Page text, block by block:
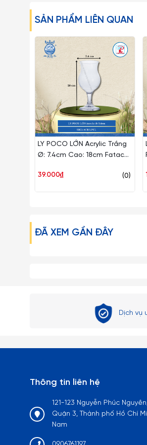
Libbey còn được biết đến về
sạn, nhà hàng, quán cafe.
- Gốm Sứ Thu Ba tự hào là nhà
- Ly thủy tinh Libbey là sản
- Ly được sử dụng phổ biến cho
các đồ uống thông thường như
Một số lưu ý khi sử dụng:
– Hạn chế việc để Ly Dĩa Thủy
– Với tất cả mọi loại đồ thủy
nhỏ li ti bằng thép không gỉ để
để ngoài tầm với trẻ em.
2. Về kích thước: Do góc chụp
SẢN PHẨM LIÊN QUAN
LY POCO LỚN Acrylic Trắng
Ø: 7.4cm Cao: 18cm Fataco
(0)
39.000₫
ĐÃ XEM GẦN ĐÂY
Dịch vụ
Thông tin liên hệ
121-123 Nguyễn Phúc
Quận 3, Thành phố Hồ Chí
Nam